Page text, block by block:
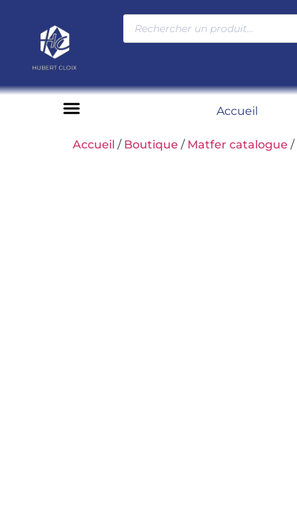
Accueil
Accueil / Boutique / Matfer catalogue /